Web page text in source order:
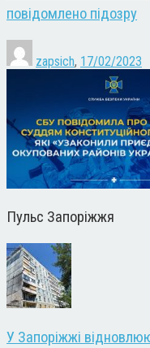
повідомлено підозру
zapsich, 17/02/2023
Пульс Запоріжжя
У Запоріжжі